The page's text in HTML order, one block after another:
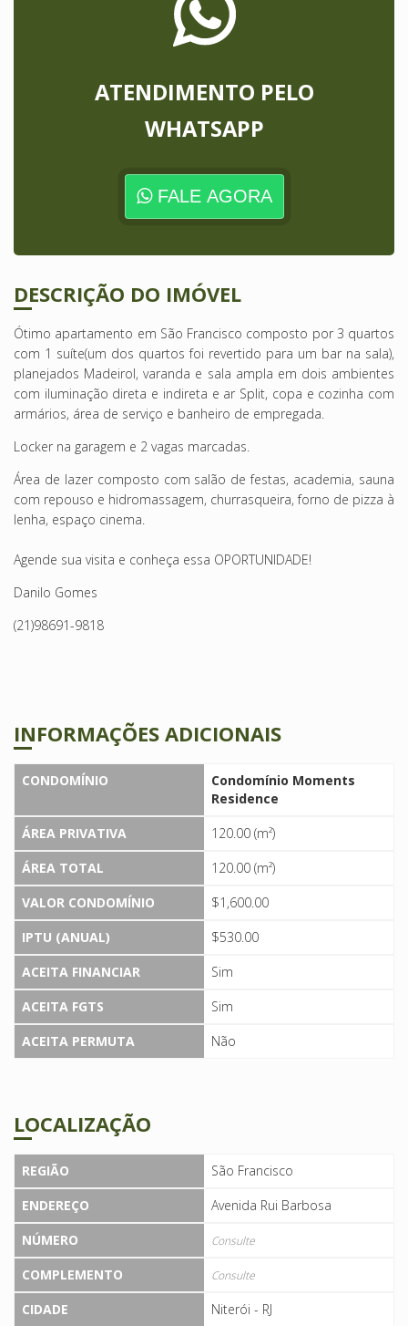
ATENDIMENTO PELO
WHATSAPP
FALE AGORA
DESCRIÇÃO DO IMÓVEL
Ótimo apartamento em São Francisco composto por 3 quartos
com 1 suíte(um dos quartos foi revertido para um bar na sala),
planejados Madeirol, varanda e sala ampla em dois ambientes
com iluminação direta e indireta e ar Split, copa e cozinha com
armários, área de serviço e banheiro de empregada.
Locker na garagem e 2 vagas marcadas.
Área de lazer composto com salão de festas, academia, sauna
com repouso e hidromassagem, churrasqueira, forno de pizza à
lenha, espaço cinema.
Agende sua visita e conheça essa OPORTUNIDADE!
Danilo Gomes
(21)98691-9818
INFORMAÇÕES ADICIONAIS
CONDOMÍNIO
Condomínio Moments
Residence
ÁREA PRIVATIVA
120.00 (m²)
ÁREA TOTAL
120.00 (m²)
VALOR CONDOMÍNIO
$1,600.00
IPTU (ANUAL)
$530.00
ACEITA FINANCIAR
Sim
ACEITA FGTS
Sim
ACEITA PERMUTA
Não
LOCALIZAÇÃO
REGIÃO
São Francisco
ENDEREÇO
Avenida Rui Barbosa
NÚMERO
Consulte
COMPLEMENTO Consulte
CIDADE
Niterói - RJ